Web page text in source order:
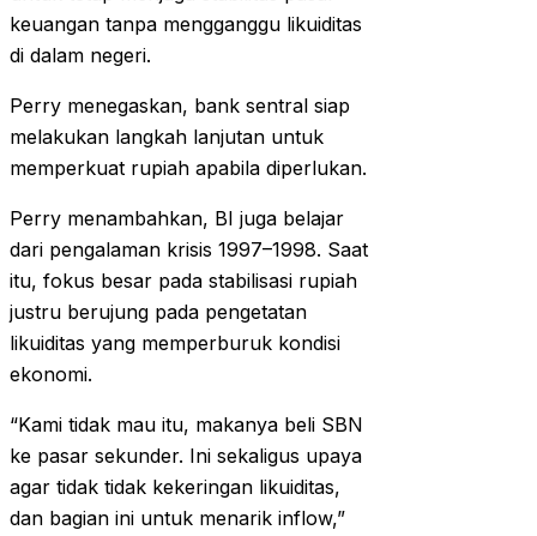
keuangan tanpa mengganggu likuiditas
di dalam negeri.
Perry menegaskan, bank sentral siap
melakukan langkah lanjutan untuk
memperkuat rupiah apabila diperlukan.
Perry menambahkan, BI juga belajar
dari pengalaman krisis 1997–1998. Saat
itu, fokus besar pada stabilisasi rupiah
justru berujung pada pengetatan
likuiditas yang memperburuk kondisi
ekonomi.
“Kami tidak mau itu, makanya beli SBN
ke pasar sekunder. Ini sekaligus upaya
agar tidak tidak kekeringan likuiditas,
dan bagian ini untuk menarik inflow,”